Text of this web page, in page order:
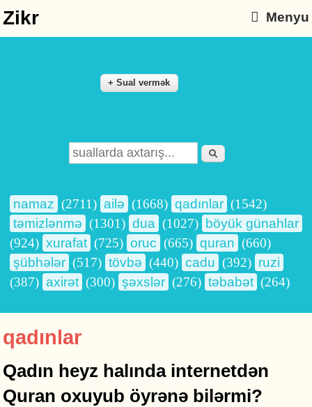
Zikr Menyu
Search form
Axtarış
namaz (2711) ailə (1668) qadınlar (1542)
təmizlənmə (1301) dua (1027)
böyük günahlar
(924) xurafat (725) oruc (665) quran (660)
şübhələr (517) tövbə (440) cadu (392) ruzi
(387) axirət (300) şəxslər (276) təbabət (264)
qadınlar
Qadın heyz halında internetdən
Quran oxuyub öyrənə bilərmi?